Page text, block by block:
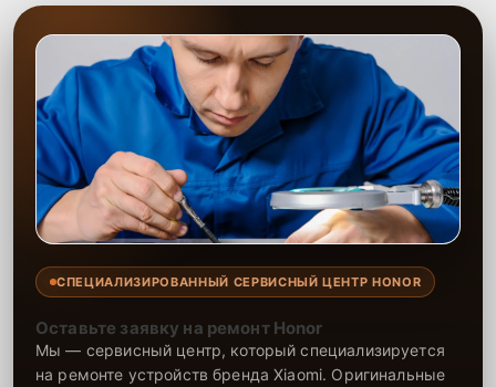
СПЕЦИАЛИЗИРОВАННЫЙ СЕРВИСНЫЙ ЦЕНТР HONOR
Оставьте заявку на ремонт Honor
Мы — сервисный центр, который специализируется
на ремонте устройств бренда Xiaomi. Оригинальные